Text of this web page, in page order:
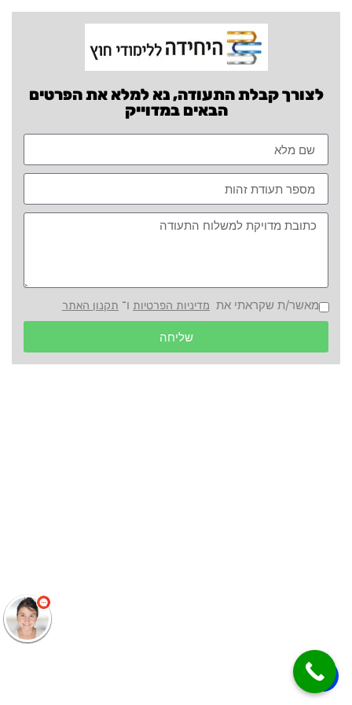
לצורך קבלת התעודה, נא למלא את הפרטים
הבאים במדוייק
מאשר/ת שקראתי את מדיניות הפרטיות ו־ תקנון האתר
שליחה